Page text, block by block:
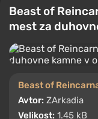
Beast of
mest za
Beast of
Avtor: ZArkadia
Velikost: 1.45 kB